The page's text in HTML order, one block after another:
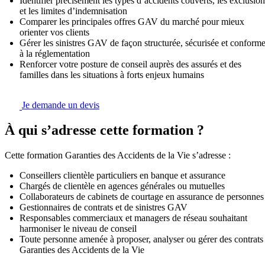
et les limites d’indemnisation
Comparer les principales offres GAV du marché pour mieux
orienter vos clients
Gérer les sinistres GAV de façon structurée, sécurisée et conforme
à la réglementation
Renforcer votre posture de conseil auprès des assurés et des
familles dans les situations à forts enjeux humains
Je demande un devis
À qui s’adresse cette formation ?
Cette formation Garanties des Accidents de la Vie s’adresse :
Conseillers clientèle particuliers en banque et assurance
Chargés de clientèle en agences générales ou mutuelles
Collaborateurs de cabinets de courtage en assurance de personnes
Gestionnaires de contrats et de sinistres GAV
Responsables commerciaux et managers de réseau souhaitant
harmoniser le niveau de conseil
Toute personne amenée à proposer, analyser ou gérer des contrats
Garanties des Accidents de la Vie